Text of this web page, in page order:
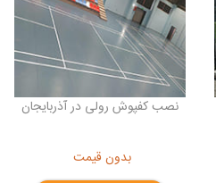
نصب کفپوش رولی در آذربایجان
بدون قیمت